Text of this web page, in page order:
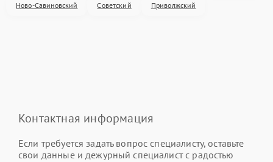
Ново-Савиновский Советский Приволжский
Контактная информация
Если требуется задать вопрос специалисту, оставьте
свои данные и дежурный специалист с радостью